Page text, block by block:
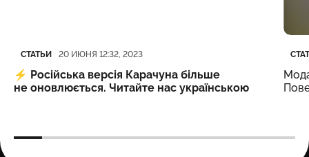
Категория
СТАТЬИ
Дата публикации
20 ИЮНЯ 12:32, 2023
⚡️ Російська версія Карачуна більше
не оновлюється. Читайте нас українською